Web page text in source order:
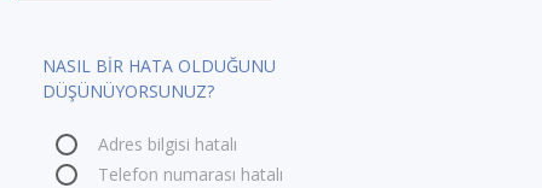
NASIL BİR HATA OLDUĞUNU
DÜŞÜNÜYORSUNUZ?
Adres bilgisi hatalı
Telefon numarası hatalı